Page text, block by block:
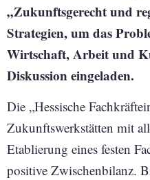
„Zukunftsgerecht und
Strategien, um das
Wirtschaft, Arbeit und
Diskussion eingeladen.
Die „Hessische
Zukunftswerkstätten mit
Etablierung eines festen
positive Zwischenbilanz.